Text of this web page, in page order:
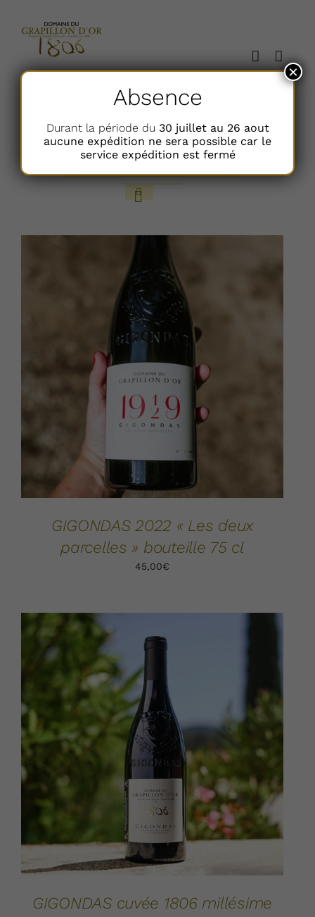
contenu
Trier par Nom
12 Articles
AJOUTER AU PANIER / DÉTAILS
GIGONDAS 2022 « Les deux
parcelles » bouteille 75 cl
45,00€
AJOUTER AU PANIER /
GIGONDAS cuvée 1806 millésime
Absence
Durant la période du 30 juillet au 26 aout
aucune expédition ne sera possible car le
service expédition est fermé
×